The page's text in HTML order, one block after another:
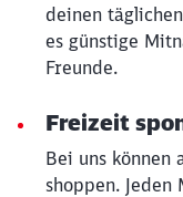
deinen
es günstige
Freunde.
Freizeit
Bei uns können
shoppen.